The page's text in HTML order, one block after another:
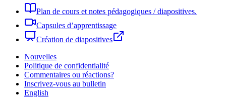
Plan de cours et notes pédagogiques / diapositives.
Capsules d’apprentissage
Création de diapositives
Nouvelles
Politique de confidentialité
Commentaires ou réactions?
Inscrivez-vous au bulletin
English